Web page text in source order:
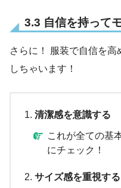
3.3 自信を持って
さらに！ 服装で自信を
しちゃいます！
清潔感を意識する
これが全ての基
にチェック！
サイズ感を重視する